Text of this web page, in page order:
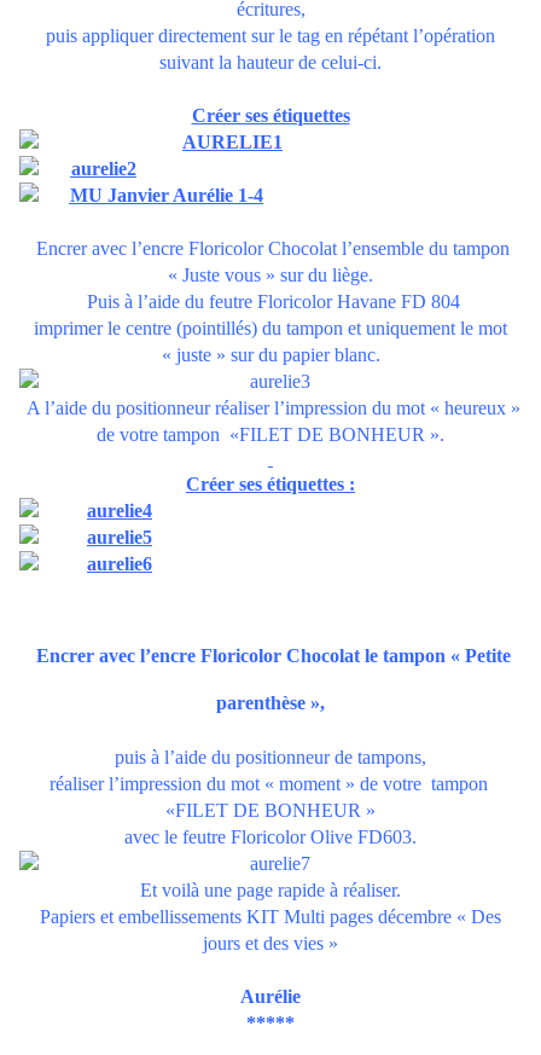
écritures,
puis appliquer directement sur le tag en répétant l’opération
suivant la hauteur de celui-ci.
Créer ses étiquettes
Encrer avec l’encre Floricolor Chocolatl’ensemble du tampon
« Juste vous » sur du liège.
Puis à l’aide du feutre Floricolor Havane FD 804
imprimer le centre (pointillés) du tampon et uniquement le mot
« juste » sur du papier blanc.
A l’aide du positionneurréaliser l’impression du mot « heureux »
de votre tampon «FILET DE BONHEUR ».
Créer ses étiquettes :
Encrer avec l’encre Floricolor Chocolatle tampon « Petite
parenthèse »,
puis à l’aide du positionneurde tampons,
réaliser l’impression du mot « moment » de votre tampon
«FILET DE BONHEUR »
avec le feutre Floricolor Olive FD603.
Et voilà une page rapide à réaliser.
Papiers et embellissements KIT Multi pages décembre « Des
jours et des vies »
Aurélie
*****